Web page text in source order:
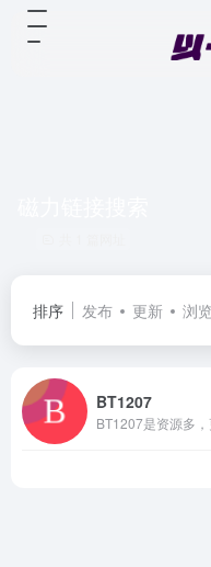
排序 发布 更新 浏
BT1207